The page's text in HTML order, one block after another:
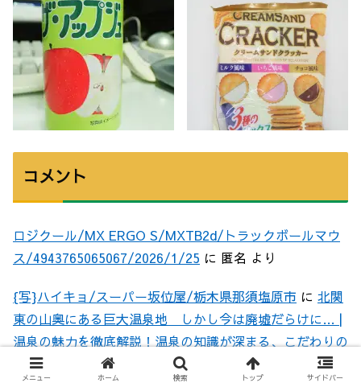
コメント
ロジクール/MX ERGO S/MXTB2d/トラックボールマウ
ス/4943765065067/2026/1/25 に 匿名 より
{写}ハイキョ/スーパー坂位屋/栃木県那須塩原市 に 北関
東の山奥にある巨大温泉地 しかし今は廃墟だらけに… |
温泉の魅力を徹底解説！温泉の知識が深まる、こだわりの
動画をお届けします
メニュー ホーム 検索 トップ サイドバー